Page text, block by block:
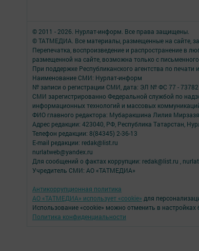
© 2011 - 2026. Нурлат-⁠информ. Все права защищены.
© ТАТМЕДИА. Все материалы, размещенные на сайте,
Перепечатка, воспроизведение и распространение в
размещенной на сайте, возможна только с
При поддержке Республиканского агентства по
Наименование СМИ: Нурлат-⁠информ
№ записи о регистрации СМИ, дата: ЭЛ № ФС 77 -⁠ 73782
СМИ зарегистрированно Федеральной службой по
информационных технологий и массовых
ФИО главного редактора: Мубаракшина Лилия
Адрес редакции: 423040, РФ, Республика Татарстан,
Телефон редакции: 8(84345) 2-36-13
E-mail редакции: redak@list.ru
nurlatweb@yandex.ru
Для сообщений о фактах коррупции: redak@list.ru ,
Учредитель СМИ: АО «ТАТМЕДИА»
Антикоррупционная политика
АО «ТАТМЕДИА» использует «cookie» для
Использование «cookie» можно отменить в настройках
Политика конфиденциальности